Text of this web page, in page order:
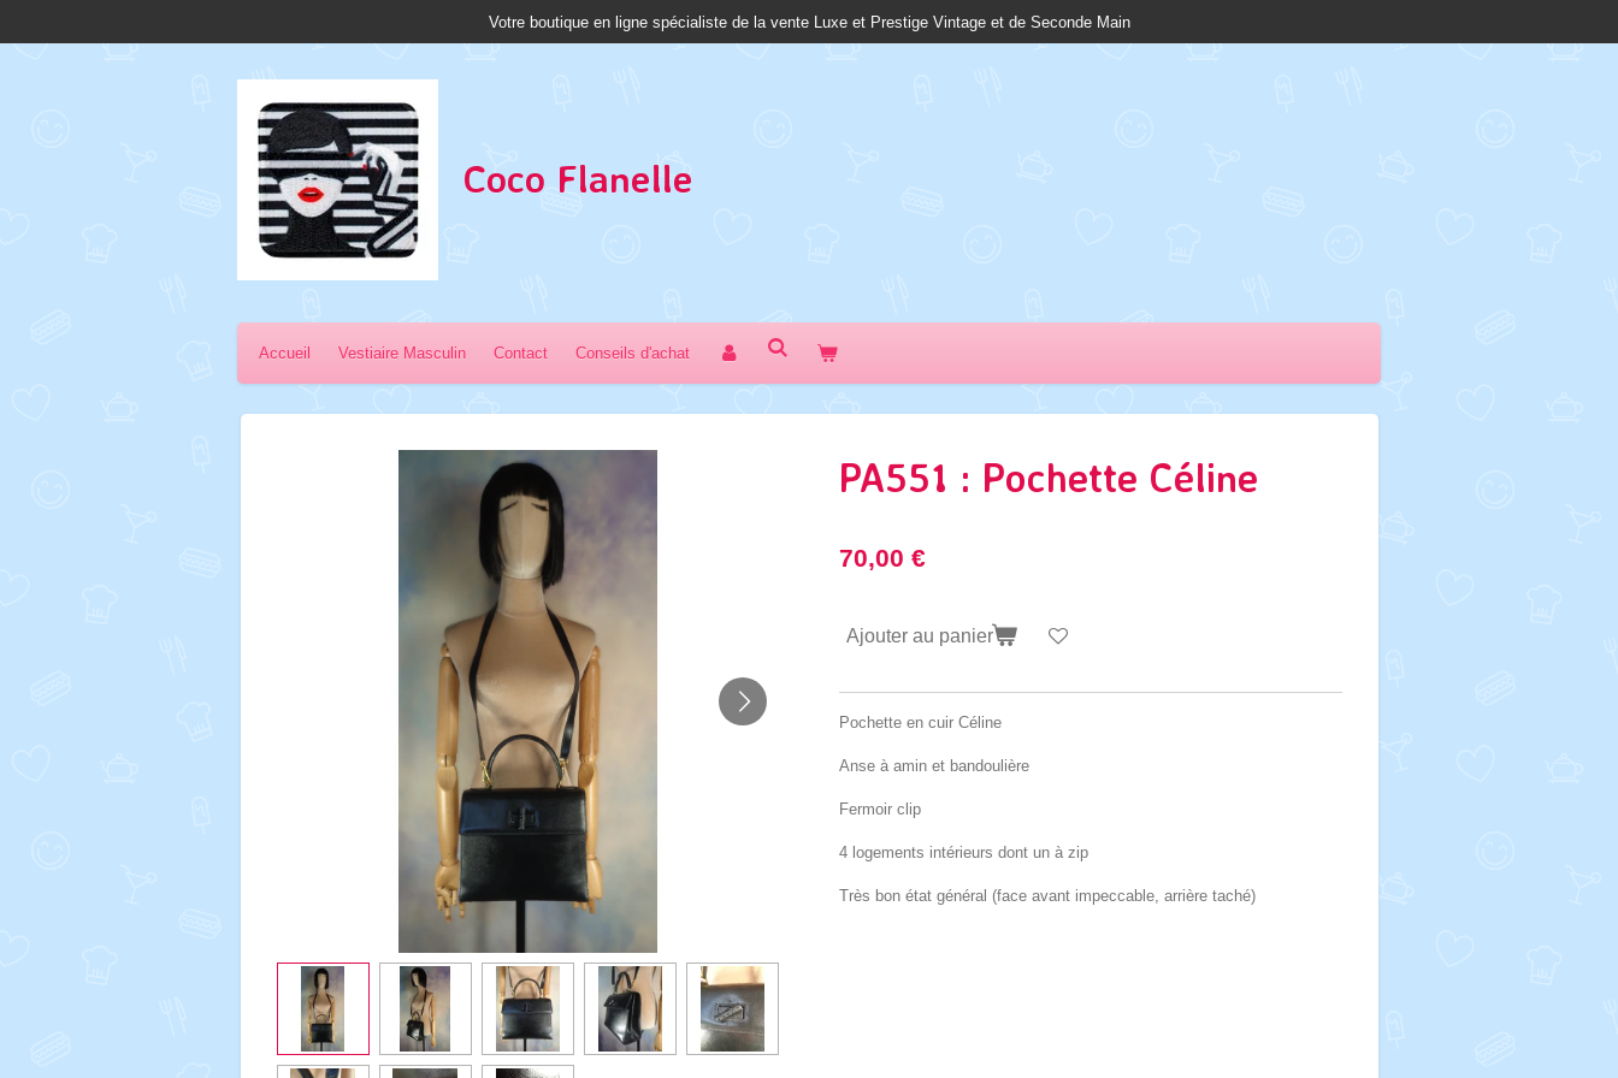
Votre boutique en ligne spécialiste de la vente Luxe et Prestige Vintage et de Seconde Main
Coco Flanelle
Accueil Vestiaire Masculin Contact Conseils d'achat
PA551 : Pochette Céline
70,00 €
Ajouter au panier
Pochette en cuir Céline
Anse à amin et bandoulière
Fermoir clip
4 logements intérieurs dont un à zip
Très bon état général (face avant impeccable, arrière taché)